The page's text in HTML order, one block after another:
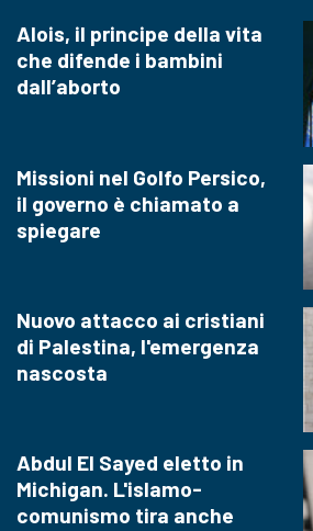
Alois, il principe della vita
che difende i bambini
dall’aborto
Missioni nel Golfo Persico,
il governo è chiamato a
spiegare
Nuovo attacco ai cristiani
di Palestina, l'emergenza
nascosta
Abdul El Sayed eletto in
Michigan. L'islamo-
comunismo tira anche